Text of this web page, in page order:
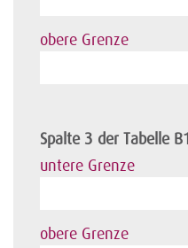
obere Grenze
Spalte 3 der Tabelle B1
untere Grenze
obere Grenze